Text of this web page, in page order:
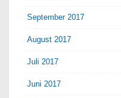
September 2017
August 2017
Juli 2017
Juni 2017